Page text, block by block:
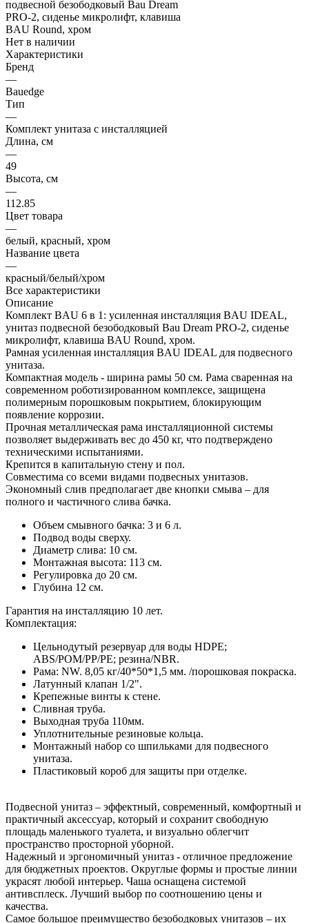
Нет в наличии
Характеристики
Бренд
—
Bauedge
Тип
—
Комплект унитаза c инсталляцией
Длина, см
—
49
Высота, см
—
112.85
Цвет товара
—
белый, красный, хром
Название цвета
—
красный/белый/хром
Все характеристики
Описание
Комплект BAU 6 в 1: усиленная инсталляция BAU IDEAL,
унитаз подвесной безободковый Bau Dream PRO-2, сиденье
микролифт, клавиша BAU Round, хром.
Рамная усиленная инсталляция BAU IDEAL для подвесного
унитаза.
Компактная модель - ширина рамы 50 см. Рама сваренная на
современном роботизированном комплексе, защищена
полимерным порошковым покрытием, блокирующим
появление коррозии.
Прочная металлическая рама инсталляционной системы
позволяет выдерживать вес до 450 кг, что подтверждено
техническими испытаниями.
Крепится в капитальную стену и пол.
Совместима со всеми видами подвесных унитазов.
Экономный слив предполагает две кнопки смыва – для
полного и частичного слива бачка.
Объем смывного бачка: 3 и 6 л.
Подвод воды сверху.
Диаметр слива: 10 см.
Монтажная высота: 113 см.
Регулировка до 20 см.
Глубина 12 см.
Гарантия на инсталляцию 10 лет.
Комплектация:
Цельнодутый резервуар для воды HDPE;
ABS/POM/PP/PE; резина/NBR.
Рама: NW. 8,05 кг/40*50*1,5 мм. /порошковая покраска.
Латунный клапан 1/2".
Крепежные винты к стене.
Сливная труба.
Выходная труба 110мм.
Уплотнительные резиновые кольца.
Монтажный набор со шпильками для подвесного
унитаза.
Пластиковый короб для защиты при отделке.
Подвесной унитаз – эффектный, современный, комфортный и
практичный аксессуар, который и сохранит свободную
площадь маленького туалета, и визуально облегчит
пространство просторной уборной.
Надежный и эргономичный унитаз - отличное предложение
для бюджетных проектов. Округлые формы и простые линии
украсят любой интерьер. Чаша оснащена системой
антивсплеск. Лучший выбор по соотношению цены и
качества.
Самое большое преимущество безободковых унитазов – их